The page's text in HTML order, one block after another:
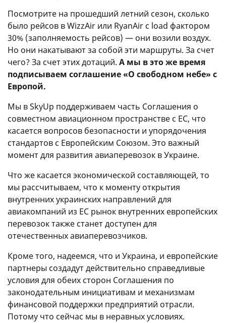
Посмотрите на прошедший летний сезон, сколько
было рейсов в WizzAir или RyanAir с load фактором
30% (заполняемость рейсов) — они возили воздух.
Но они накатывают за собой эти маршруты. За счет
чего? За счет этих дотаций. А мы в это же время
подписываем соглашение «О свободном небе» с
Европой.
Мы в SkyUp поддерживаем часть Соглашения о
совместном авиационном пространстве с ЕС, что
касается вопросов безопасности и упорядочения
стандартов с Европейским Союзом. Это важный
момент для развития авиаперевозок в Украине.
Что же касается экономической составляющей, то
мы рассчитываем, что к моменту открытия
внутренних украинских направлений для
авиакомпаний из ЕС рынок внутренних европейских
перевозок также станет доступен для
отечественных авиаперевозчиков.
Кроме того, надеемся, что и Украина, и европейские
партнеры создадут действительно справедливые
условия для обеих сторон Соглашения по
законодательным инициативам и механизмам
финансовой поддержки предприятий отрасли.
Потому что сейчас мы в неравных условиях.